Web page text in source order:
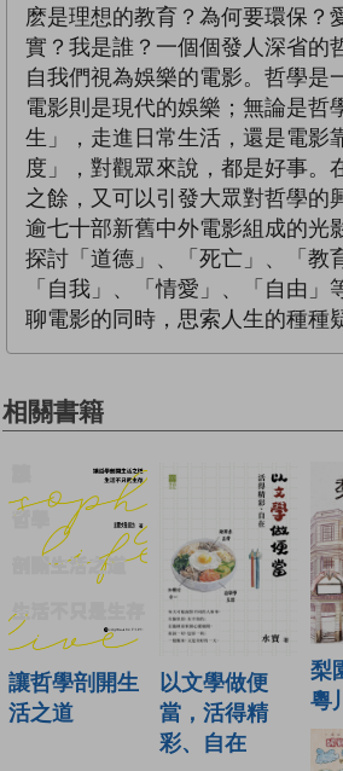
麽是理想的教育？為何要環保？
實？我是誰？一個個發人深省的
自我們視為娛樂的電影。哲學是
電影則是現代的娛樂；無論是哲
生」，走進日常生活，還是電影
度」，對觀眾來說，都是好事。
之餘，又可以引發大眾對哲學的
逾七十部新舊中外電影組成的光
探討「道德」、「死亡」、「教
「自我」、「情愛」、「自由」
聊電影的同時，思索人生的種種
相關書籍
讓哲學剖開生
活之道
以文學做便
當，活得精
彩、自在
梨
粵